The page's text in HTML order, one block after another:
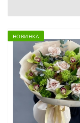
НОВИНКА